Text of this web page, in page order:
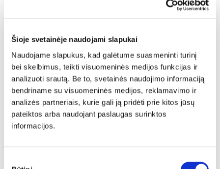
Šioje svetainėje naudojami slapukai
Naudojame slapukus, kad galėtume suasmeninti turinį
bei skelbimus, teikti visuomeninės medijos funkcijas ir
analizuoti srautą. Be to, svetainės naudojimo informaciją
bendriname su visuomeninės medijos, reklamavimo ir
analizės partneriais, kurie gali ją pridėti prie kitos jūsų
pateiktos arba naudojant paslaugas surinktos
informacijos.
Lauko durys CLASSIC 32B